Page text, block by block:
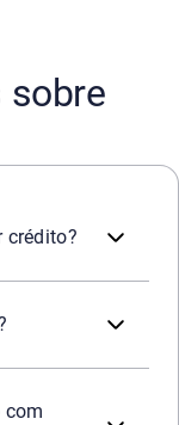
sobre
crédito?
com